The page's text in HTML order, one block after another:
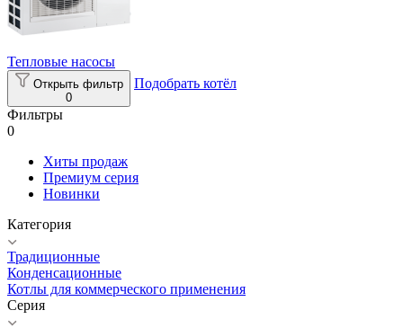
Тепловые насосы
Открыть фильтр
0
Подобрать котёл
Фильтры
0
Хиты продаж
Премиум серия
Новинки
Категория
Традиционные
Конденсационные
Котлы для коммерческого применения
Серия